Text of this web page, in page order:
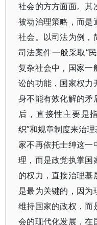
社会的方方面面。其
被动治理策略，而是
社会。以司法为例，
司法案件一般采取“
复杂社会中，国家一
讼的功能，国家权力
身不能有效化解的矛
后，直接性主要是
织”和规章制度来治
家不再依托士绅这一
理，而是政党执掌国
的权力，直接治理基
是最为关键的，因
维持国家的政权，而
会的现代化发展，在